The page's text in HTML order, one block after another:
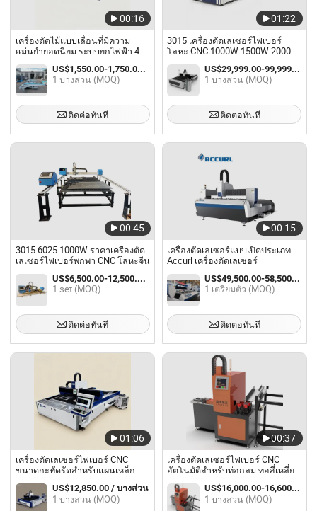
00:16
เครื่องตัดไม้แบบเลื่อนที่มีความ
แม่นยำยอดนิยม ระบบยกไฟฟ้า 45
องศา
US$1,550.00-1,750.00 / บางส่วน
1 บางส่วน (MOQ)
ติดต่อทันที
01:22
3015 เครื่องตัดเลเซอร์ไฟเบอร์
โลหะ CNC 1000W 1500W 2000W
3000W 4000W 6000W
US$29,999.00-99,999.00 / บางส่วน
1 บางส่วน (MOQ)
ติดต่อทันที
00:45
3015 6025 1000W ราคาเครื่องตัด
เลเซอร์ไฟเบอร์พกพา CNC โลหะจีน
US$6,500.00-12,500.00 / set
1 set (MOQ)
ติดต่อทันที
00:15
เครื่องตัดเลเซอร์แบบเปิดประเภท
Accurl เครื่องตัดเลเซอร์
US$49,500.00-58,500.00 / เตรียมตัว
1 เตรียมตัว (MOQ)
ติดต่อทันที
01:06
เครื่องตัดเลเซอร์ไฟเบอร์ CNC
ขนาดกะทัดรัดสำหรับแผ่นเหล็ก
US$12,850.00 / บางส่วน
1 บางส่วน (MOQ)
00:37
เครื่องตัดเลเซอร์ไฟเบอร์ CNC
อัตโนมัติสำหรับท่อกลม ท่อสี่เหลี่ยม
และท่อรูปทรง
US$16,000.00-16,600.00 / บางส่วน
1 บางส่วน (MOQ)